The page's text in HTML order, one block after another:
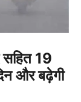
19
और बढ़ेगी